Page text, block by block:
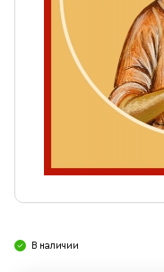
Ювелирные изделия
В наличии